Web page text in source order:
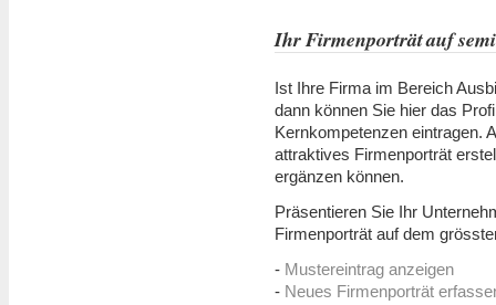
Ihr Firmenporträt auf
Ist Ihre Firma im Bereich
dann können Sie hier das
Kernkompetenzen eintragen.
attraktives Firmenporträt
ergänzen können.
Präsentieren Sie Ihr
Firmenporträt auf dem
- Mustereintrag anzeigen
- Neues Firmenporträt